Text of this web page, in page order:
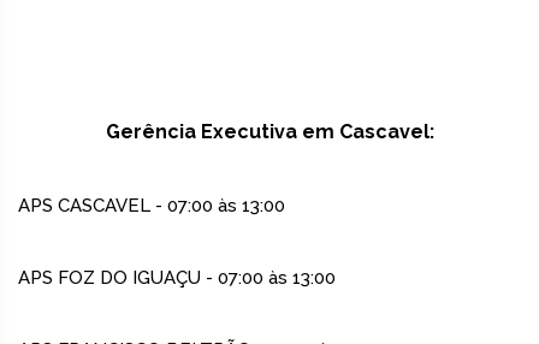
Gerência Executiva em Cascavel:
APS CASCAVEL - 07:00 às 13:00
APS FOZ DO IGUAÇU - 07:00 às 13:00